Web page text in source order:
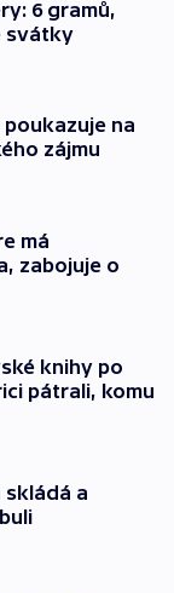
6 gramů,
svátky
poukazuje na
zájmu
má
zabojuje o
knihy po
pátrali, komu
skládá a